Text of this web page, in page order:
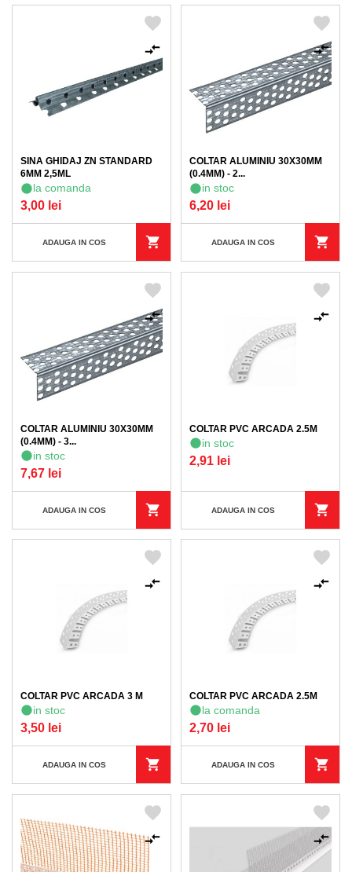
SINA GHIDAJ ZN STANDARD
6MM 2,5ML
la comanda
3,00 lei
ADAUGA IN COS
COLTAR ALUMINIU 30X30MM
(0.4MM) - 2...
in stoc
6,20 lei
ADAUGA IN COS
COLTAR ALUMINIU 30X30MM
(0.4MM) - 3...
in stoc
7,67 lei
ADAUGA IN COS
COLTAR PVC ARCADA 2.5M
in stoc
2,91 lei
ADAUGA IN COS
COLTAR PVC ARCADA 3 M
in stoc
3,50 lei
ADAUGA IN COS
COLTAR PVC ARCADA 2.5M
la comanda
2,70 lei
ADAUGA IN COS